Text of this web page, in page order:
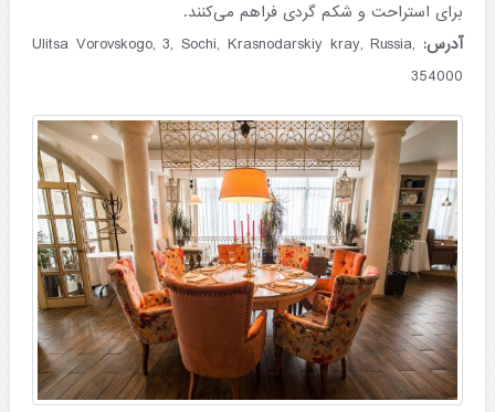
برای استراحت و شکم گردی فراهم می‌کنند.
آدرس: Ulitsa Vorovskogo, 3, Sochi, Krasnodarskiy kray, Russia,
354000